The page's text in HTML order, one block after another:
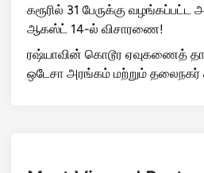
கரூரில் 31 பேருக்கு வழங்கப்பட்ட
ஆகஸ்ட் 14-ல் விசாரணை!
ரஷ்யாவின் கொடூர ஏவுகணைத்
ஒடேசா அரங்கம் மற்றும் தலைநகர்